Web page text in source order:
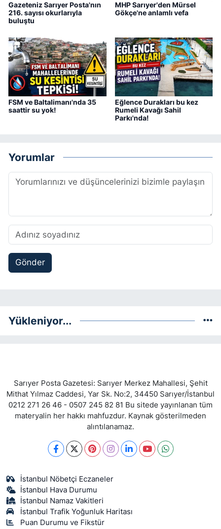
Gazeteniz Sarıyer Posta'nın
216. sayısı okurlarıyla
buluştu
MHP Sarıyer'den Mürsel
Gökçe'ne anlamlı vefa
FSM ve Baltalimanı'nda 35
saattir su yok!
Eğlence Durakları bu kez
Rumeli Kavağı Sahil
Parkı'nda!
Yorumlar
Gönder
Yükleniyor...
Sarıyer Posta Gazetesi: Sarıyer Merkez Mahallesi, Şehit
Mithat Yılmaz Caddesi, Yar Sk. No:2, 34450 Sarıyer/İstanbul
0212 271 26 46 - 0507 245 82 81 Bu sitede yayınlanan tüm
materyalin her hakkı mahfuzdur. Kaynak gösterilmeden
alıntılanamaz.
İstanbul Nöbetçi Eczaneler
İstanbul Hava Durumu
İstanbul Namaz Vakitleri
İstanbul Trafik Yoğunluk Haritası
Puan Durumu ve Fikstür